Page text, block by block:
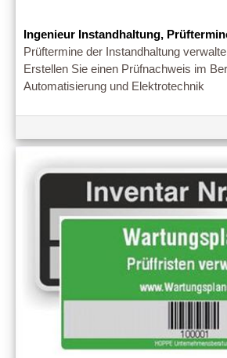
Ingenieur Instandhaltung,
Prüftermine der Instandhaltung
Erstellen Sie einen Prüfnachweis im
Automatisierung und Elektrotechnik